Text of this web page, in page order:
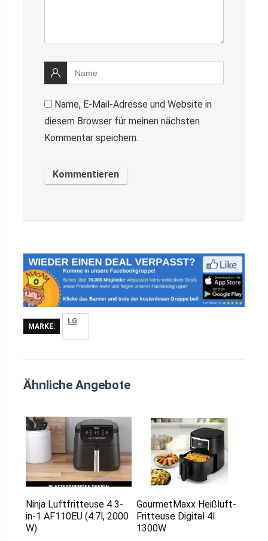
Name, E-Mail-Adresse und Website in
diesem Browser für meinen nächsten
Kommentar speichern.
MARKE:
LG
Ähnliche Angebote
Ninja Luftfritteuse 4 3-
in-1 AF110EU (4.7l, 2000
W)
GourmetMaxx Heißluft-
Fritteuse Digital 4l
1300W